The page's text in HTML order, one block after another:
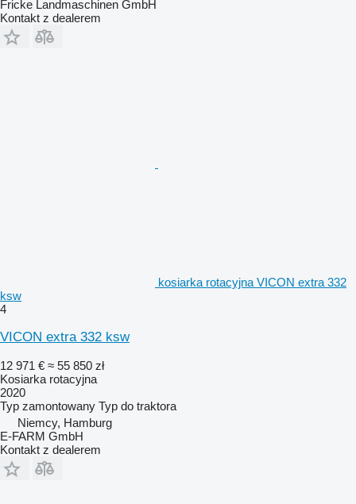
Fricke Landmaschinen GmbH
Kontakt z dealerem
kosiarka rotacyjna VICON extra 332
ksw
4
VICON extra 332 ksw
12 971 € ≈ 55 850 zł
Kosiarka rotacyjna
2020
Typ zamontowany Typ do traktora
Niemcy, Hamburg
E-FARM GmbH
Kontakt z dealerem